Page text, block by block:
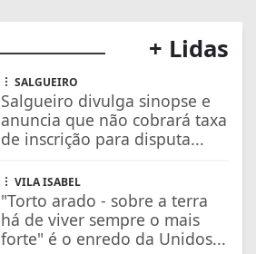
+ Lidas
SALGUEIRO
Salgueiro divulga sinopse e
anuncia que não cobrará taxa
de inscrição para disputa...
VILA ISABEL
"Torto arado - sobre a terra
há de viver sempre o mais
forte" é o enredo da Unidos...